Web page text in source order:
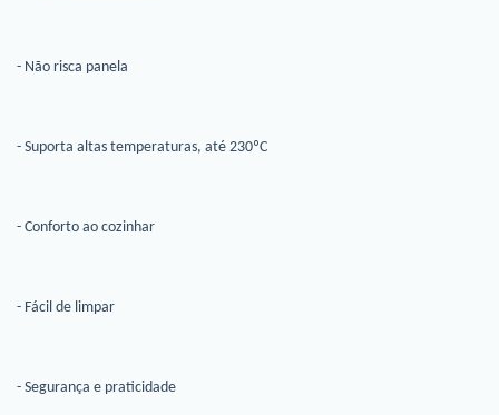
- Não risca panela
- Suporta altas temperaturas, até 230ºC
- Conforto ao cozinhar
- Fácil de limpar
- Segurança e praticidade